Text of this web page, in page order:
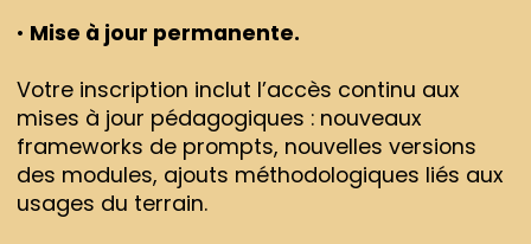
• Mise à jour permanente.
Votre inscription inclut l’accès continu aux
mises à jour pédagogiques : nouveaux
frameworks de prompts, nouvelles versions
des modules, ajouts méthodologiques liés aux
usages du terrain.